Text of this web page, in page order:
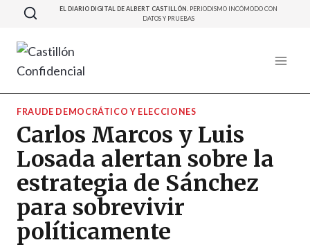
Saltar
contenido
EL DIARIO DIGITAL DE ALBERT CASTILLÓN. PERIODISMO INCÓMODO CON
DATOS Y PRUEBAS
FRAUDE DEMOCRÁTICO Y ELECCIONES
Carlos Marcos y Luis
Losada alertan sobre la
estrategia de Sánchez
para sobrevivir
políticamente